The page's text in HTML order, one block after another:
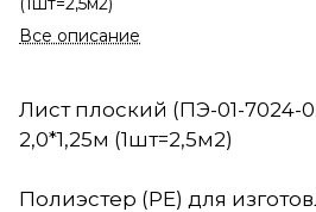
Все описание
Лист плоский (ПЭ-01-7024-
2,0*1,25м (1шт=2,5м2)
Полиэстер (PE) для